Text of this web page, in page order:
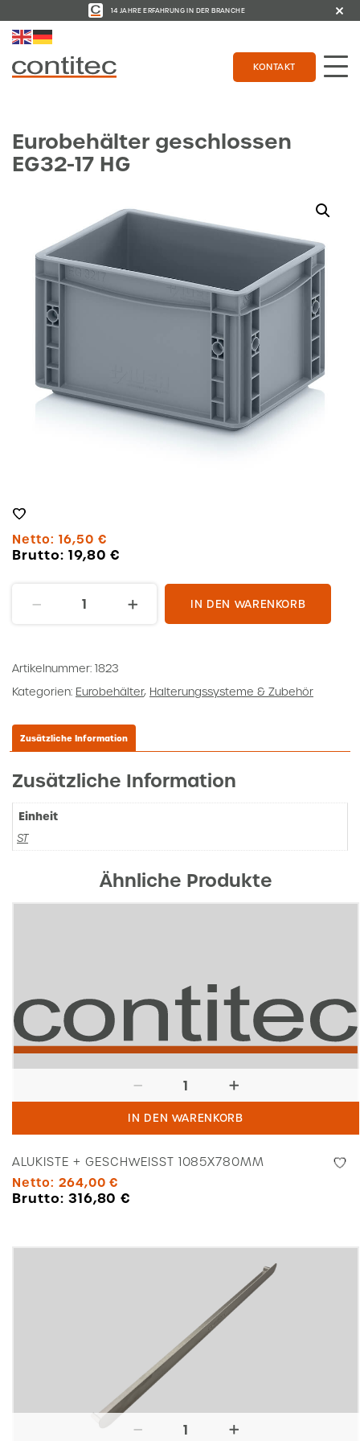
14 JAHRE ERFAHRUNG IN DER BRANCHE
KONTAKT
Eurobehälter geschlossen
EG32-17 HG
Netto: 16,50 €
Brutto: 19,80€
17
HG
IN DEN WARENKORB
Artikelnummer: 1823
Kategorien: Eurobehälter, Halterungssysteme & Zubehör
Zusätzliche Information
Zusätzliche Information
Einheit
ST
Ähnliche Produkte
+
IN DEN WARENKORB
ALUKISTE + GESCHWEISST 1085X780MM
Netto: 264,00€
Brutto: 316,80€